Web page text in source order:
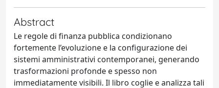
Abstract
Le regole di finanza pubblica condizionano
fortemente l’evoluzione e la configurazione dei
sistemi amministrativi contemporanei, generando
trasformazioni profonde e spesso non
immediatamente visibili. Il libro coglie e analizza tali